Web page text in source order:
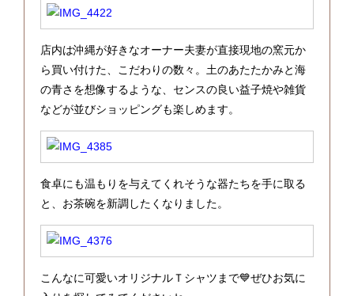
店内は沖縄が好きなオーナー夫妻が直接現地の窯元か
ら買い付けた、こだわりの数々。土のあたたかみと海
の青さを想像するような、センスの良い益子焼や雑貨
などが並びショッピングも楽しめます。
食卓にも温もりを与えてくれそうな器たちを手に取る
と、お茶碗を新調したくなりました。
こんなに可愛いオリジナルＴシャツまで💙ぜひお気に